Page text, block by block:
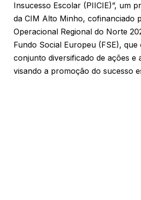
Insucesso Escolar (PIICIE)”, um
da CIM Alto Minho, cofinanciado
Operacional Regional do Norte
Fundo Social Europeu (FSE),
conjunto diversificado de ações e
visando a promoção do sucesso